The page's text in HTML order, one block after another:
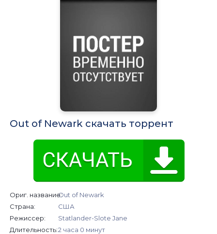
Out of Newark скачать торрент
Ориг. название:Out of Newark
Страна:
США
Режиссер:
Statlander-Slote Jane
Длительность:2 часа 0 минут